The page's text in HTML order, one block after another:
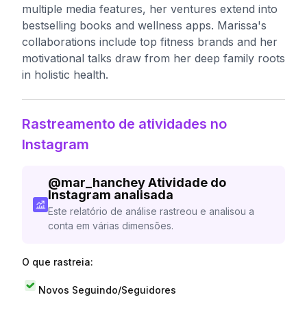
multiple media features, her ventures extend into
bestselling books and wellness apps. Marissa's
collaborations include top fitness brands and her
motivational talks draw from her deep family roots
in holistic health.
Rastreamento de atividades no
Instagram
@mar_hanchey Atividade do
Instagram analisada
Este relatório de análise rastreou e analisou a
conta em várias dimensões.
O que rastreia:
Novos Seguindo/Seguidores